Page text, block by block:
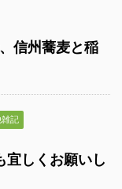
信州蕎麦と稲
雑記
しくお願いし